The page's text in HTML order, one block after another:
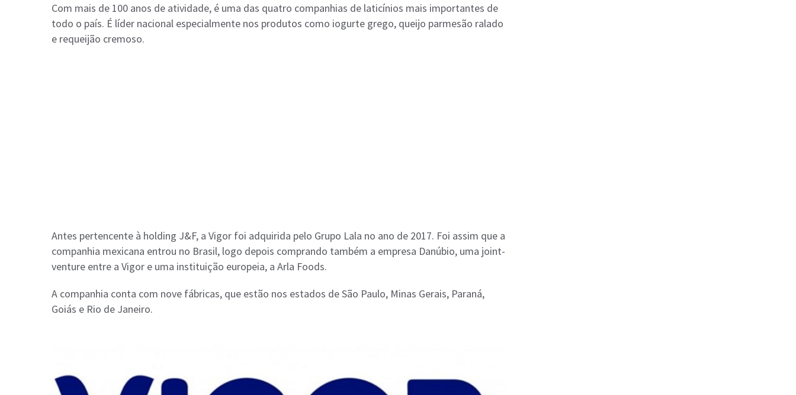
Com mais de 100 anos de atividade, é uma das quatro companhias de laticínios mais importantes de
todo o país. É líder nacional especialmente nos produtos como iogurte grego, queijo parmesão ralado
e requeijão cremoso.
Antes pertencente à holding J&F, a Vigor foi adquirida pelo Grupo Lala no ano de 2017. Foi assim que a
companhia mexicana entrou no Brasil, logo depois comprando também a empresa Danúbio, uma joint-
venture entre a Vigor e uma instituição europeia, a Arla Foods.
A companhia conta com nove fábricas, que estão nos estados de São Paulo, Minas Gerais, Paraná,
Goiás e Rio de Janeiro.